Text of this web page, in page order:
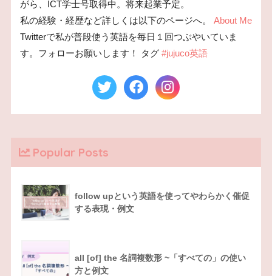
がら、ICT学士号取得中。将来起業予定。
私の経験・経歴など詳しくは以下のページへ。 About Me
Twitterで私が普段使う英語を毎日１回つぶやいていま
す。フォローお願いします！ タグ #jujuco英語
Popular Posts
follow upという英語を使ってやわらかく催促
する表現・例文
all [of] the 名詞複数形 ~「すべての」の使い
方と例文